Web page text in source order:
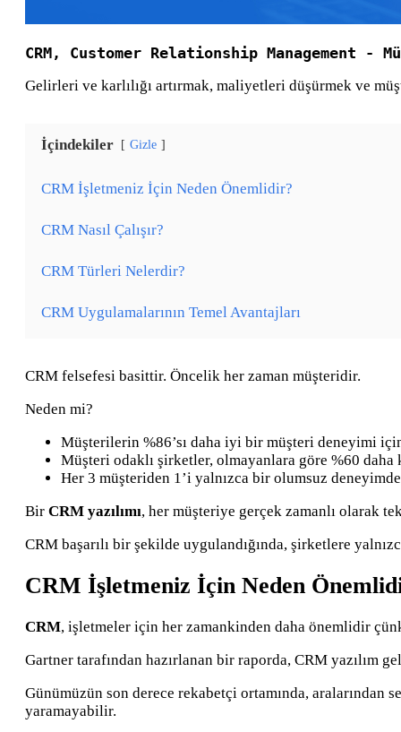
CRM, Customer Relationship Management -
Gelirleri ve karlılığı artırmak, maliyetleri düşürmek ve
İçindekiler Gizle
CRM İşletmeniz İçin Neden Önemlidir?
CRM Nasıl Çalışır?
CRM Türleri Nelerdir?
CRM Uygulamalarının Temel Avantajları
CRM felsefesi basittir. Öncelik her zaman müşteridir.
Neden mi?
Müşterilerin %86’sı daha iyi bir müşteri deneyimi
Müşteri odaklı şirketler, olmayanlara göre %60 daha
Her 3 müşteriden 1’i yalnızca bir olumsuz
Bir CRM yazılımı, her müşteriye gerçek zamanlı olarak
CRM başarılı bir şekilde uygulandığında, şirketlere
CRM İşletmeniz İçin Neden
CRM, işletmeler için her zamankinden daha önemlidir
Gartner tarafından hazırlanan bir raporda, CRM yazılım
Günümüzün son derece rekabetçi ortamında,
yaramayabilir.